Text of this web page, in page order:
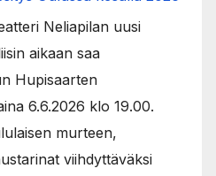
Neliapilan uusi
aikaan saa
Hupisaarten
6.6.2026 klo 19.00.
murteen,
viihdyttäväksi